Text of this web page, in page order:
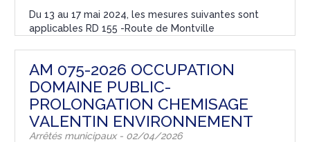
Du 13 au 17 mai 2024, les mesures suivantes sont
applicables RD 155 -Route de Montville
AM 075-2026 OCCUPATION
DOMAINE PUBLIC-
PROLONGATION CHEMISAGE
VALENTIN ENVIRONNEMENT
Arrêtés municipaux - 02/04/2026